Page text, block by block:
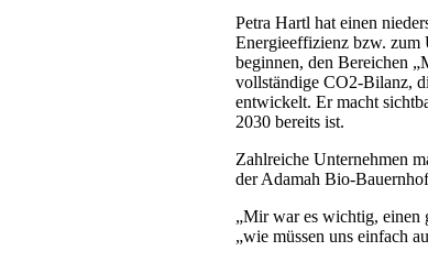
Petra Hartl hat einen
Energieeffizienz bzw. zum
beginnen, den Bereichen
vollständige CO2-Bilanz,
entwickelt. Er macht
2030 bereits ist.
Zahlreiche Unternehmen
der Adamah Bio-
„Mir war es wichtig, einen
„wie müssen uns einfach